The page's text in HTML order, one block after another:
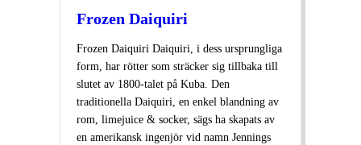
Frozen Daiquiri
Frozen Daiquiri Daiquiri, i dess ursprungliga
form, har rötter som sträcker sig tillbaka till
slutet av 1800-talet på Kuba. Den
traditionella Daiquiri, en enkel blandning av
rom, limejuice & socker, sägs ha skapats av
en amerikansk ingenjör vid namn Jennings